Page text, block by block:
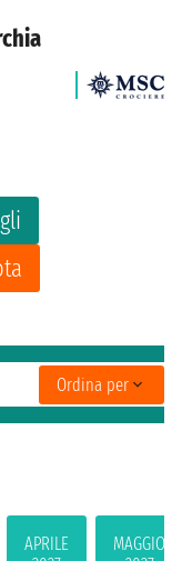
APRILE
MAGGIO
Ordina per